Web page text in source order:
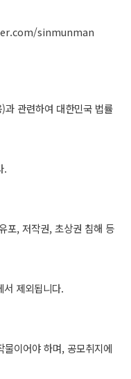
sinmunman
관련하여 대한민국 법률
.
포, 저작권, 초상권 침해 등
제외됩니다.
이어야 하며, 공모취지에